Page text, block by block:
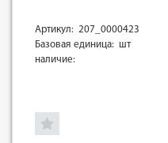
Артикул: 207_0000423
Базовая единица: шт
наличие: